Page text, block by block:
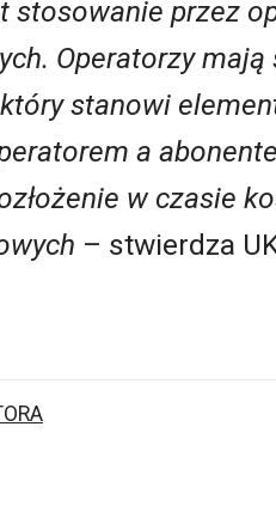
stosowanie przez
Operatorzy
stanowi
a
w czasie
– stwierdza